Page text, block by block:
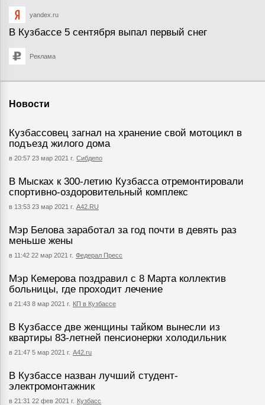
yandex.ru
В Кузбассе 5 сентября выпал первый снег
Реклама
Новости
Кузбассовец загнал на хранение свой мотоцикл в
подъезд жилого дома
в 20:57 23 мар 2021 г. Сибдепо
В Мысках к 300-летию Кузбасса отремонтировали
спортивно-оздоровительный комплекс
в 13:53 23 мар 2021 г. А42.RU
Мэр Белова заработал за год почти в девять раз
меньше жены
в 11:42 22 мар 2021 г. Федерал Пресс
Мэр Кемерова поздравил с 8 Марта коллектив
больницы, где проходит лечение
в 21:43 8 мар 2021 г. КП в Кузбассе
В Кузбассе две женщины тайком вынесли из
квартиры 83-летней пенсионерки холодильник
в 21:47 5 мар 2021 г. А42.ru
В Кузбассе назван лучший студент-
электромонтажник
в 21:31 22 фев 2021 г. Кузбасс